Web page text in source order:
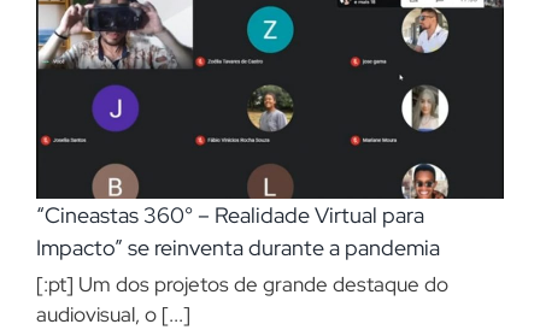
“Cineastas 360° – Realidade Virtual para
Impacto” se reinventa durante a pandemia
[:pt] Um dos projetos de grande destaque do
audiovisual, o [...]